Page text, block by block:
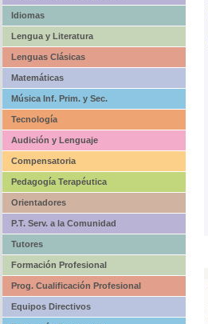
Idiomas
Lengua y Literatura
Lenguas Clásicas
Matemáticas
Música Inf. Prim. y Sec.
Tecnología
Audición y Lenguaje
Compensatoria
Pedagogía Terapéutica
Orientadores
P.T. Serv. a la Comunidad
Tutores
Formación Profesional
Prog. Cualificación Profesional
Equipos Directivos